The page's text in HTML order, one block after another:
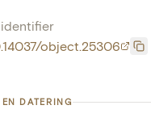
object.25306
DATERING